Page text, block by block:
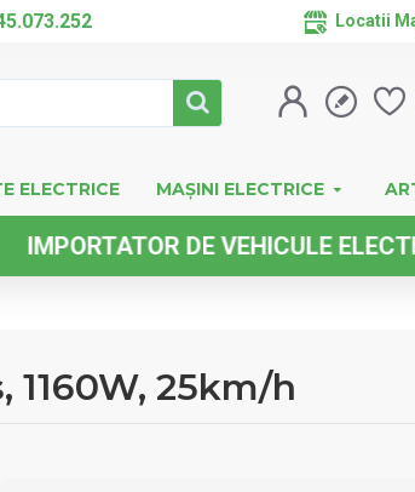
Locatii
ELECTRICE MAȘINI ELECTRICE
DE VEHICULE ELECTRICE
1160W, 25km/h